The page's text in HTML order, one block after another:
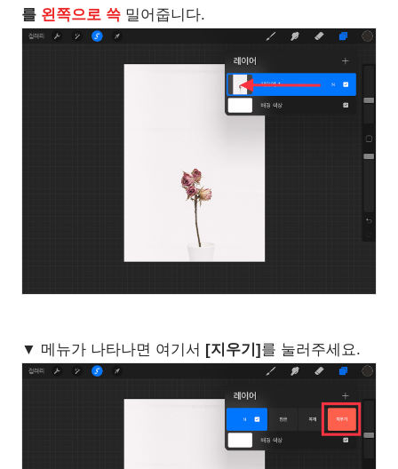
를 왼쪽으로 쓱 밀어줍니다.
▼ 메뉴가 나타나면 여기서 [지우기]를 눌러주세요.